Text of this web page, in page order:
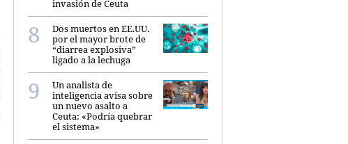
invasión de Ceuta
Dos muertos en EE.UU.
por el mayor brote de
“diarrea explosiva”
ligado a la lechuga
Un analista de
inteligencia avisa sobre
un nuevo asalto a
Ceuta: «Podría quebrar
el sistema»